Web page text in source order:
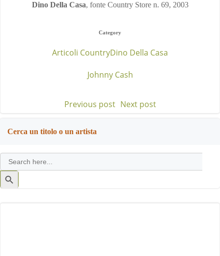
Dino Della Casa, fonte Country Store n. 69, 2003
Category
Articoli CountryDino Della Casa
Johnny Cash
Post
navigation
Previous post Post
Next post
Cerca un titolo o un artista
Search
for:
Search
Button